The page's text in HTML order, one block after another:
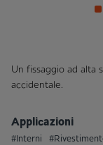
Un fissaggio ad alta
accidentale.
Applicazioni
#Interni